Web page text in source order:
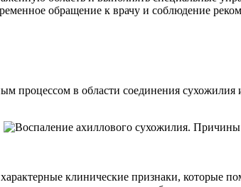
обращение к врачу и соблюдение
процессом в области соединения
клинические признаки, которые